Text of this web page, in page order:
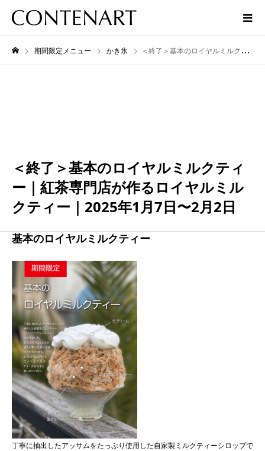
期間限定メニュー かき氷 ＜終了＞基本のロイヤルミルクティー｜紅茶専門店が作るロイヤルミルクティー｜2025年1月7日〜2月2日
＜終了＞基本のロイヤルミルクティ
ー｜紅茶専門店が作るロイヤルミル
クティー｜2025年1月7日〜2月2日
基本のロイヤルミルクティー
丁寧に抽出したアッサムをたっぷり使用した自家製ミルクティーシロップで